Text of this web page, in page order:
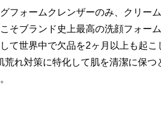
フォームクレンザーのみ、クリー
そブランド史上最高の洗顔フォー
て世界中で欠品を2ヶ月以上も起こ
れ対策に特化して肌を清潔に保つ